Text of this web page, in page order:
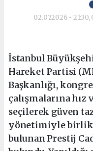
02.07.2026 -
İstanbul
Hareket Partisi
Başkanlığı,
çalışmalarına hız
seçilerek güven
yönetimiyle
bulunan Prestij